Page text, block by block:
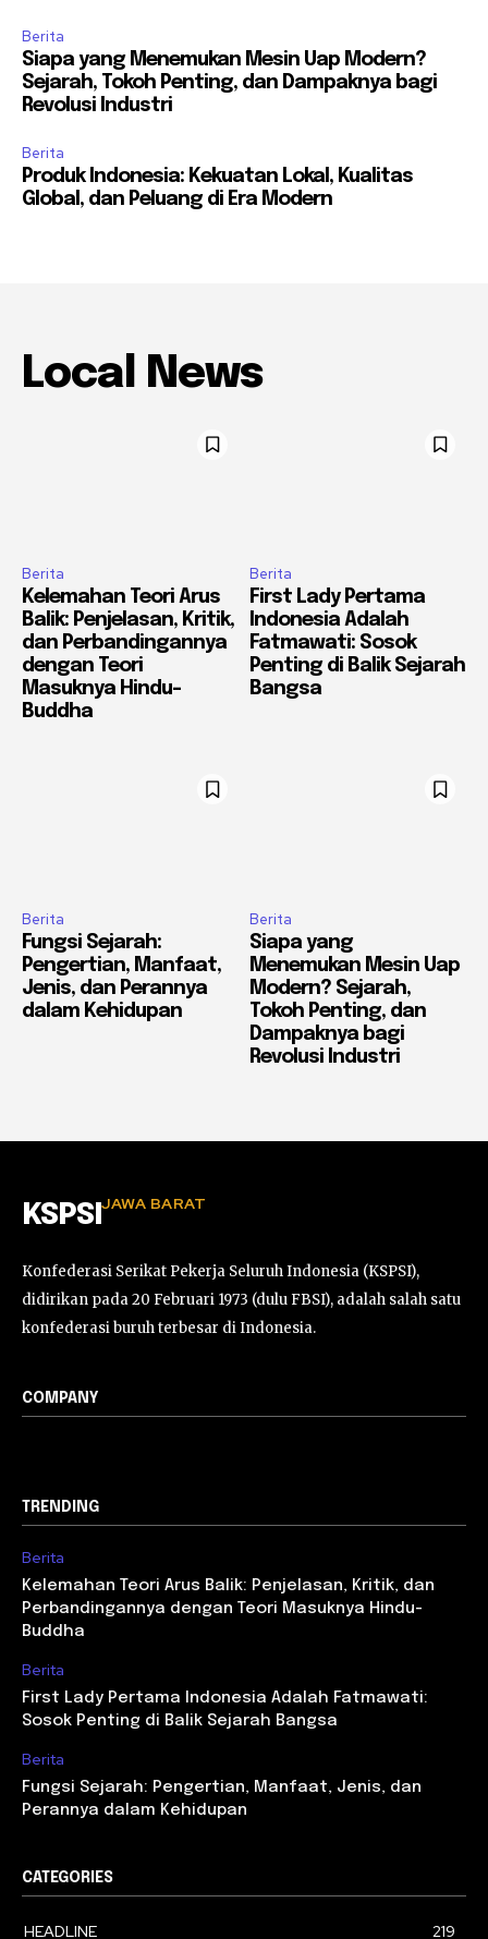
Berita
Siapa yang Menemukan Mesin Uap Modern?
Sejarah, Tokoh Penting, dan Dampaknya bagi
Revolusi Industri
Berita
Produk Indonesia: Kekuatan Lokal, Kualitas
Global, dan Peluang di Era Modern
Local News
Berita
Kelemahan Teori Arus
Balik: Penjelasan, Kritik,
dan Perbandingannya
dengan Teori
Masuknya Hindu-
Buddha
Berita
First Lady Pertama
Indonesia Adalah
Fatmawati: Sosok
Penting di Balik Sejarah
Bangsa
Berita
Fungsi Sejarah:
Pengertian, Manfaat,
Jenis, dan Perannya
dalam Kehidupan
Berita
Siapa yang
Menemukan Mesin Uap
Modern? Sejarah,
Tokoh Penting, dan
Dampaknya bagi
Revolusi Industri
KSPSI JAWA BARAT
Konfederasi Serikat Pekerja Seluruh Indonesia (KSPSI),
didirikan pada 20 Februari 1973 (dulu FBSI), adalah salah satu
konfederasi buruh terbesar di Indonesia.
COMPANY
TRENDING
Berita
Kelemahan Teori Arus Balik: Penjelasan, Kritik, dan
Perbandingannya dengan Teori Masuknya Hindu-
Buddha
Berita
First Lady Pertama Indonesia Adalah Fatmawati:
Sosok Penting di Balik Sejarah Bangsa
Berita
Fungsi Sejarah: Pengertian, Manfaat, Jenis, dan
Perannya dalam Kehidupan
CATEGORIES
HEADLINE 219